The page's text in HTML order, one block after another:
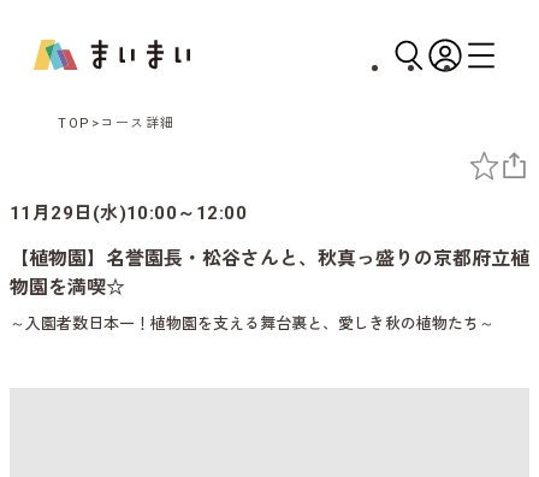
TOP コース詳細
11月29日(水)10:00～12:00
【植物園】名誉園長・松谷さんと、秋真っ盛りの京都府立植
物園を満喫☆
～入園者数日本一！植物園を支える舞台裏と、愛しき秋の植物たち～